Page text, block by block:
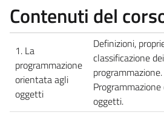
Contenuti del
1. La
programmazione
orientata agli
oggetti
Definizioni,
classificazione
programmazione.
oggetti.